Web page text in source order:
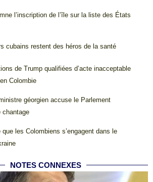
l’inscription de l’île sur la liste des États
cubains restent des héros de la santé
de Trump qualifiées d’acte inacceptable
Colombie
géorgien accuse le Parlement
chantage
que les Colombiens s’engagent dans le
NOTES CONNEXES